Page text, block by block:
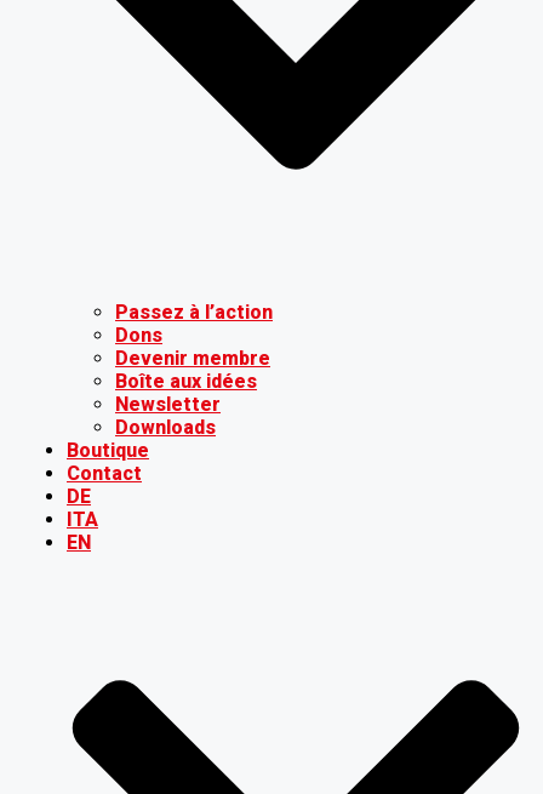
Passez à l’action
Dons
Devenir membre
Boîte aux idées
Newsletter
Downloads
Boutique
Contact
DE
ITA
EN